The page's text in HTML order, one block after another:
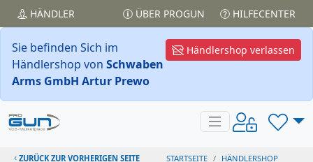
HÄNDLER ÜBER PROGUN HILFECENTER
Händlershop verlassen
Sie befinden Sich im
Händlershop von Schwaben
Arms GmbH Artur Prewo
ZURÜCK ZUR VORHERIGEN SEITE STARTSEITE
HÄNDLERSHOP